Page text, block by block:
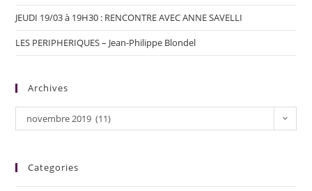
JEUDI 19/03 à 19H30 : RENCONTRE AVEC ANNE SAVELLI
LES PERIPHERIQUES – Jean-Philippe Blondel
Archives
novembre 2019 (11)
Categories